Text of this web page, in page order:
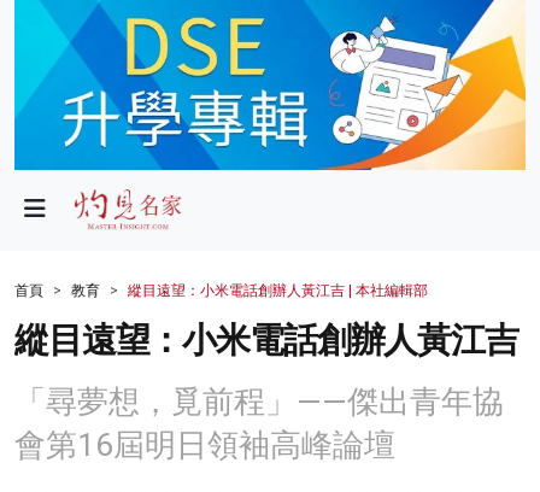
政局
財經
生活
商業
首頁 教育 縱目遠望：小米電話創辦人黃江吉 | 本社編輯部
縱目遠望：小米電話創辦人黃江吉
「尋夢想，覓前程」——傑出青年協
會第16屆明日領袖高峰論壇